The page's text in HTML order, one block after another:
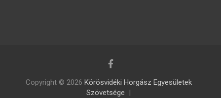
Copyright © 2026 Körösvidéki Horgász Egyesületek
Szövetsége